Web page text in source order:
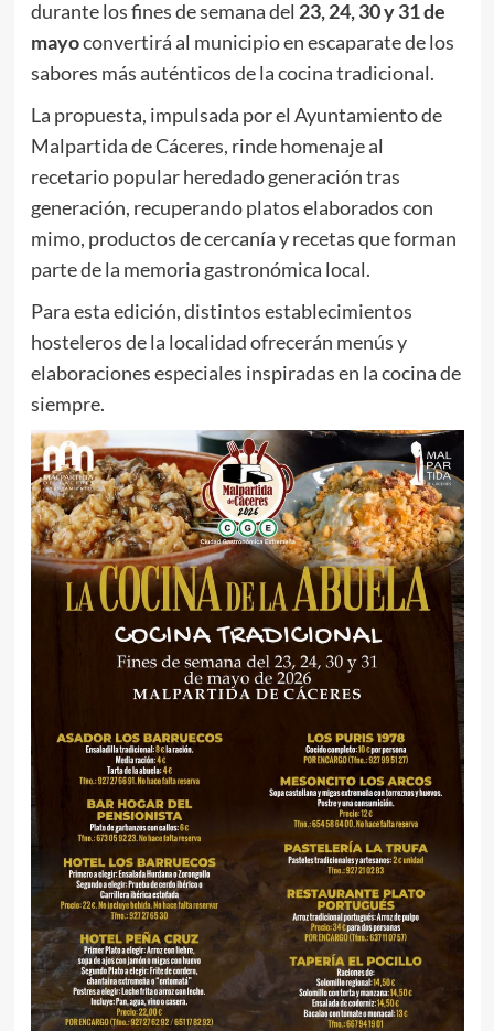
durante los fines de semana del 23, 24, 30 y 31 de
mayoconvertirá al municipio en escaparate de los
sabores más auténticos de la cocina tradicional.
La propuesta, impulsada por el Ayuntamiento de
Malpartida de Cáceres, rinde homenaje al
recetario popular heredado generación tras
generación, recuperando platos elaborados con
mimo, productos de cercanía y recetas que forman
parte de la memoria gastronómica local.
Para esta edición, distintos establecimientos
hosteleros de la localidad ofrecerán menús y
elaboraciones especiales inspiradas en la cocina de
siempre.